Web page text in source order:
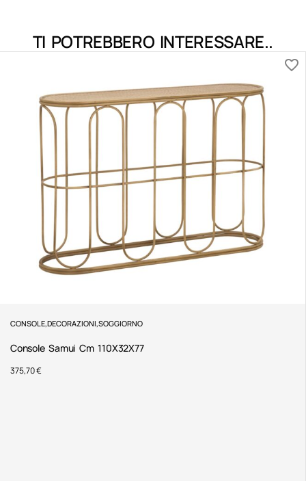
TI POTREBBERO INTERESSARE..
CONSOLE,DECORAZIONI,SOGGIORNO
Console Samui Cm 110X32X77
375,70€